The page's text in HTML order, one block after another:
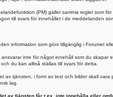
(PM) gäller samma regler som
till svars för innehållet i de meddelanden
information som görs tillgänglig i Forumet
inte för något innehåll som du skapar
du kan alltså ställas till svars för detta.
av tjänsten, i form av text och bilder skall
lag.
av tjänsten får t.ex. inte innehålla eller